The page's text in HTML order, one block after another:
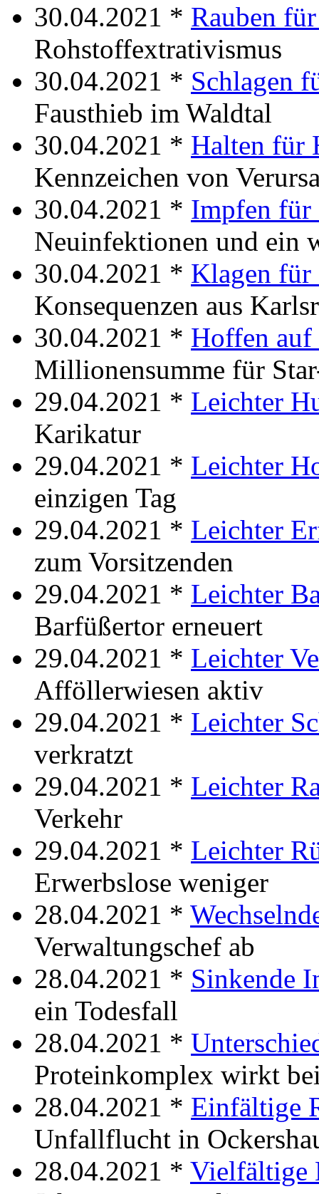
30.04.2021 * Rauben
Rohstoffextrativismus
30.04.2021 * Schlagen
Fausthieb im Waldtal
30.04.2021 * Halten für
Kennzeichen von
30.04.2021 * Impfen für
Neuinfektionen und ein
30.04.2021 * Klagen für
Konsequenzen aus
30.04.2021 * Hoffen
Millionensumme für
29.04.2021 * Leichter
Karikatur
29.04.2021 * Leichter
einzigen Tag
29.04.2021 * Leichter
zum Vorsitzenden
29.04.2021 * Leichter
Barfüßertor erneuert
29.04.2021 * Leichter
Afföllerwiesen aktiv
29.04.2021 * Leichter
verkratzt
29.04.2021 * Leichter
Verkehr
29.04.2021 * Leichter
Erwerbslose weniger
28.04.2021 *
Verwaltungschef ab
28.04.2021 * Sinkende
ein Todesfall
28.04.2021 *
Proteinkomplex wirkt
28.04.2021 * Einfältige
Unfallflucht in
28.04.2021 * Vielfältige